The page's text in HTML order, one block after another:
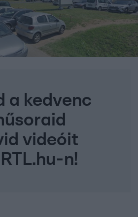
a kedvenc
videóit
n!